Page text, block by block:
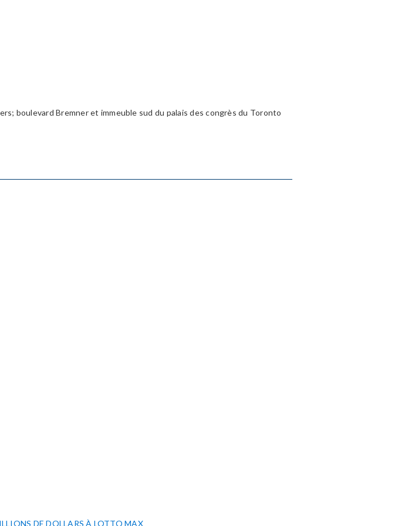
boulevard Bremner et immeuble sud du palais des congrès du Toronto
DE DOLLARS À LOTTO MAX